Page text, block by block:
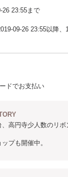
26 23:55まで
09-26 23:55以降
ドでお支払い
、高円寺少人数のリ
プも開催中。